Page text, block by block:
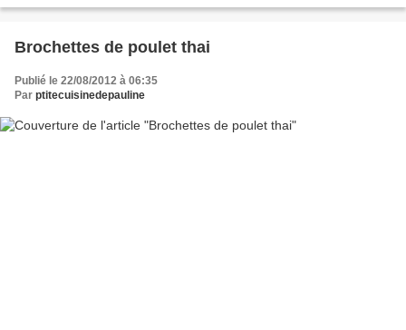
Brochettes de poulet thai
Publié le 22/08/2012 à 06:35
Par ptitecuisinedepauline